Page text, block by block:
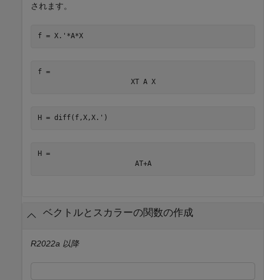
されます。
f = X.'*A*X
f =
XT A X
H = diff(f,X,X.')
H =
AT+A
ベクトルとスカラーの関数の作成
R2022a 以降